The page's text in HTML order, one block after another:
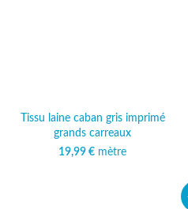
Tissu laine caban gris imprimé
grands carreaux
19,99 € mètre